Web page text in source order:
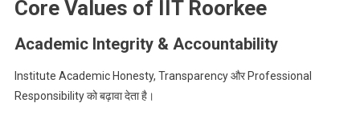
Core Values of IIT Roorkee
Academic Integrity & Accountability
Institute Academic Honesty, Transparency और Professional
Responsibility को बढ़ावा देता है।